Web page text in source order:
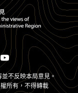
不反映本局意見。
所有，不得轉載